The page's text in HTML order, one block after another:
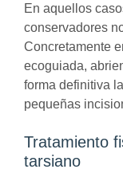
En aquellos
conservadores
Concretamente
ecoguiada,
forma definitiva
pequeñas
Tratamiento
tarsiano